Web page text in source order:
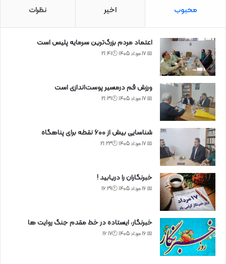
محبوب اخیر نظرات
اعتماد مردم بزرگ‌ترین سرمایه پلیس است
📅 17 مرداد 1405 🕙21:41
ورزش قم درمسیر پوست‌اندازی است
📅 17 مرداد 1405 🕙21:31
شناسایی بیش از ۶۰۰ نقطه برای پناهگاه
📅 17 مرداد 1405 🕙21:23
خبرنگاران را دریابید !
📅 16 مرداد 1405 🕙16:29
خبرنگار، ایستاده در خط مقدم جنگ روایت ها
📅 16 مرداد 1405 🕙16:17